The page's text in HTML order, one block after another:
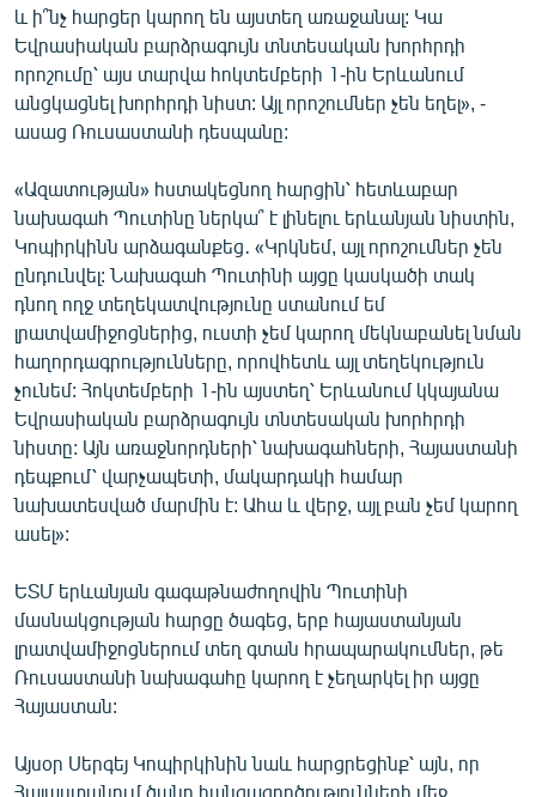
«Ազատության» բոլոր կայքերը
և ի՞նչ հարցեր կարող են այստեղ առաջանալ: Կա
Եվրասիական բարձրագույն տնտեսական խորհրդի
որոշումը՝ այս տարվա հոկտեմբերի 1-ին Երևանում
անցկացնել խորհրդի նիստ: Այլ որոշումներ չեն եղել», -
ասաց Ռուսաստանի դեսպանը:
«Ազատության» հստակեցնող հարցին՝ հետևաբար
նախագահ Պուտինը ներկա՞ է լինելու երևանյան նիստին,
Կոպիրկինն արձագանքեց․ «Կրկնեմ, այլ որոշումներ չեն
ընդունվել: Նախագահ Պուտինի այցը կասկածի տակ
դնող ողջ տեղեկատվությունը ստանում եմ
լրատվամիջոցներից, ուստի չեմ կարող մեկնաբանել նման
հաղորդագրությունները, որովհետև այլ տեղեկություն
չունեմ: Հոկտեմբերի 1-ին այստեղ՝ Երևանում կկայանա
Եվրասիական բարձրագույն տնտեսական խորհրդի
նիստը: Այն առաջնորդների՝ նախագահների, Հայաստանի
դեպքում՝ վարչապետի, մակարդակի համար
նախատեսված մարմին է: Ահա և վերջ, այլ բան չեմ կարող
ասել»:
ԵՏՄ երևանյան գագաթնաժողովին Պուտինի
մասնակցության հարցը ծագեց, երբ հայաստանյան
լրատվամիջոցներում տեղ գտան հրապարակումներ, թե
Ռուսաստանի նախագահը կարող է չեղարկել իր այցը
Հայաստան:
Այսօր Սերգեյ Կոպիրկինին նաև հարցրեցինք՝ այն, որ
Հայաստանում ծանր հանցագործությունների մեջ